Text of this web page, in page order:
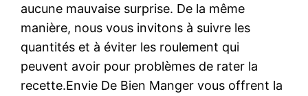
aucune mauvaise surprise. De la même
manière, nous vous invitons à suivre les
quantités et à éviter les roulement qui
peuvent avoir pour problèmes de rater la
recette.Envie De Bien Manger vous offrent la